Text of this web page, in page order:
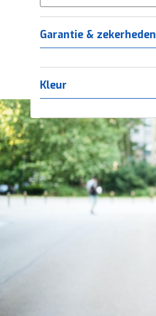
Tica
Garantie & zekerheden
Kleur